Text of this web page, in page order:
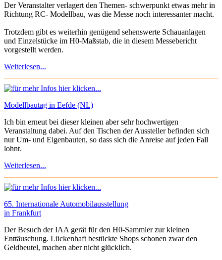
Der Veranstalter verlagert den Themen- schwerpunkt etwas mehr in
Richtung RC- Modellbau, was die Messe noch interessanter macht.
Trotzdem gibt es weiterhin genügend sehenswerte Schauanlagen
und Einzelstücke im H0-Maßstab, die in diesem Messebericht
vorgestellt werden.
Weiterlesen...
Modellbautag in Eefde (NL)
Ich bin erneut bei dieser kleinen aber sehr hochwertigen
Veranstaltung dabei. Auf den Tischen der Aussteller befinden sich
nur Um- und Eigenbauten, so dass sich die Anreise auf jeden Fall
lohnt.
Weiterlesen...
65. Internationale Automobilausstellung
in Frankfurt
Der Besuch der IAA gerät für den H0-Sammler zur kleinen
Enttäuschung. Lückenhaft bestückte Shops schonen zwar den
Geldbeutel, machen aber nicht glücklich.